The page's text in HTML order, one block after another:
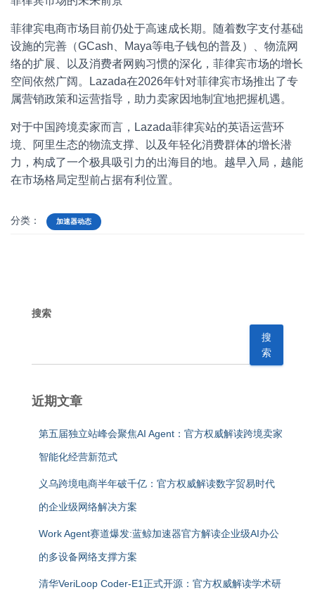
菲律宾电商市场目前仍处于高速成长期。随着数字支付基础
设施的完善（GCash、Maya等电子钱包的普及）、物流网
络的扩展、以及消费者网购习惯的深化，菲律宾市场的增长
空间依然广阔。Lazada在2026年针对菲律宾市场推出了专
属营销政策和运营指导，助力卖家因地制宜地把握机遇。
对于中国跨境卖家而言，Lazada菲律宾站的英语运营环
境、阿里生态的物流支撑、以及年轻化消费群体的增长潜
力，构成了一个极具吸引力的出海目的地。越早入局，越能
在市场格局定型前占据有利位置。
分类： 加速器动态
搜索
搜
索
近期文章
第五届独立站峰会聚焦AI Agent：官方权威解读跨境卖家
智能化经营新范式
义乌跨境电商半年破千亿：官方权威解读数字贸易时代
的企业级网络解决方案
Work Agent赛道爆发:蓝鲸加速器官方解读企业级AI办公
的多设备网络支撑方案
清华VeriLoop Coder-E1正式开源：官方权威解读学术研